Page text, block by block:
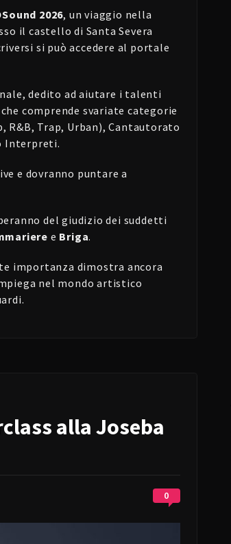
2026, un viaggio nella
il castello di Santa Severa
si può accedere al portale
dedito ad aiutare i talenti
comprende svariate categorie
R&B, Trap, Urban), Cantautorato
Interpreti.
e dovranno puntare a
del giudizio dei suddetti
e Briga.
importanza dimostra ancora
nel mondo artistico
alla Joseba
0